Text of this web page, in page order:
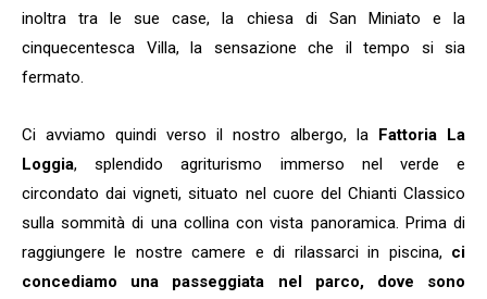
inoltra tra le sue case, la chiesa di San Miniato e la
cinquecentesca Villa, la sensazione che il tempo si sia
fermato.
Ci avviamo quindi verso il nostro albergo, la Fattoria La
Loggia, splendido agriturismo immerso nel verde e
circondato dai vigneti, situato nel cuore del Chianti Classico
sulla sommità di una collina con vista panoramica. Prima di
raggiungere le nostre camere e di rilassarci in piscina,ci
concediamo una passeggiata nel parco, dove sono